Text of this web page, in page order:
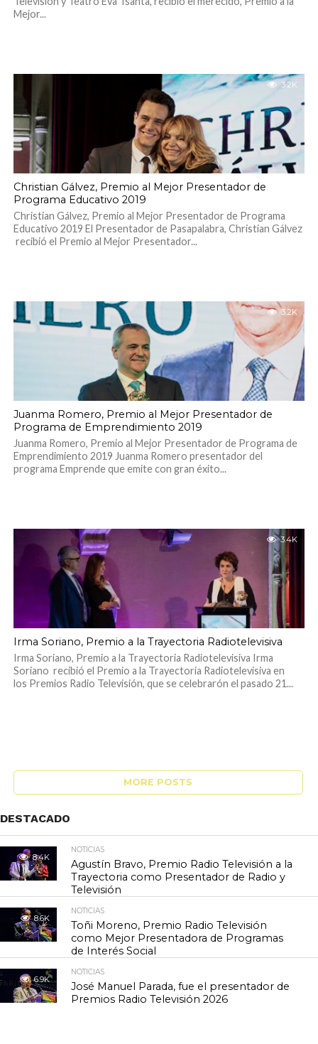
Mejor...
3.2K
Christian Gálvez, Premio al Mejor Presentador de
Programa Educativo 2019
Christian Gálvez, Premio al Mejor Presentador de Programa
Educativo 2019 El Presentador de Pasapalabra, Christian Gálvez
recibió el Premio al Mejor Presentador...
3.2K
Juanma Romero, Premio al Mejor Presentador de
Programa de Emprendimiento 2019
Juanma Romero, Premio al Mejor Presentador de Programa de
Emprendimiento 2019 Juanma Romero presentador del
programa Emprende que emite con gran éxito...
3.4K
Irma Soriano, Premio a la Trayectoria Radiotelevisiva
Irma Soriano, Premio a la Trayectoria Radiotelevisiva Irma
Soriano recibió el Premio a la Trayectoria Radiotelevisiva en
los Premios Radio Televisión, que se celebrarón el pasado 21...
MORE POSTS
DESTACADO
8.4K
NOTICIAS
Agustín Bravo, Premio Radio Televisión a la
Trayectoria como Presentador de Radio y
Televisión
8.6K
NOTICIAS
Toñi Moreno, Premio Radio Televisión
como Mejor Presentadora de Programas
de Interés Social
6.9K
NOTICIAS
José Manuel Parada, fue el presentador de
Premios Radio Televisión 2026